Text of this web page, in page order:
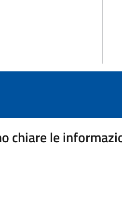
chiare le